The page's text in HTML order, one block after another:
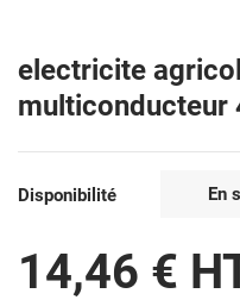
electricite
multiconducteur
Disponibilité En
14,46 €